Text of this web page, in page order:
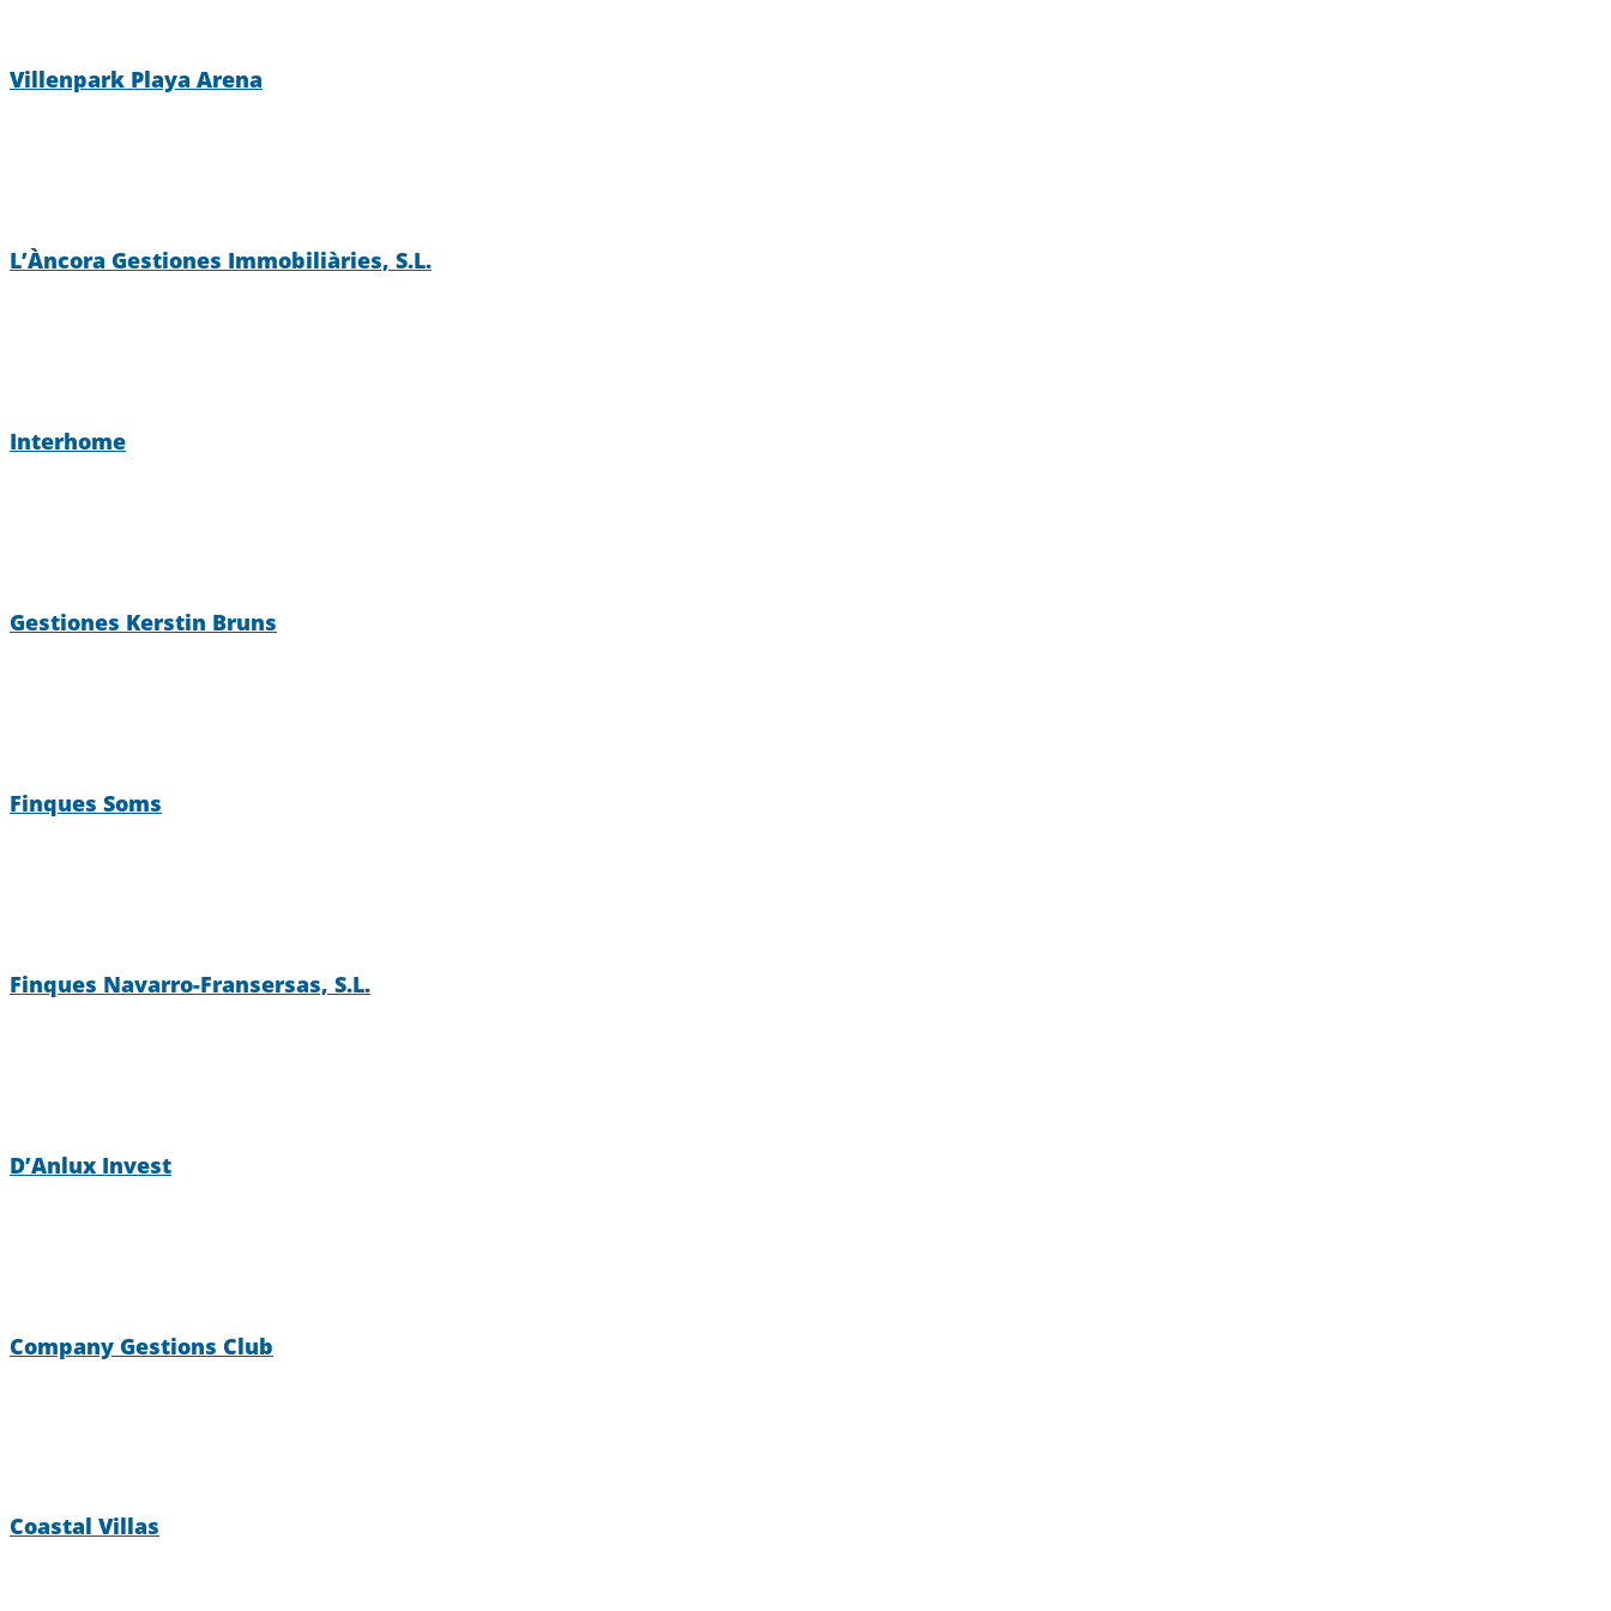
Villenpark Playa Arena
L’Àncora Gestiones Immobiliàries, S.L.
Interhome
Gestiones Kerstin Bruns
Finques Soms
Finques Navarro-Fransersas, S.L.
D’Anlux Invest
Company Gestions Club
Coastal Villas